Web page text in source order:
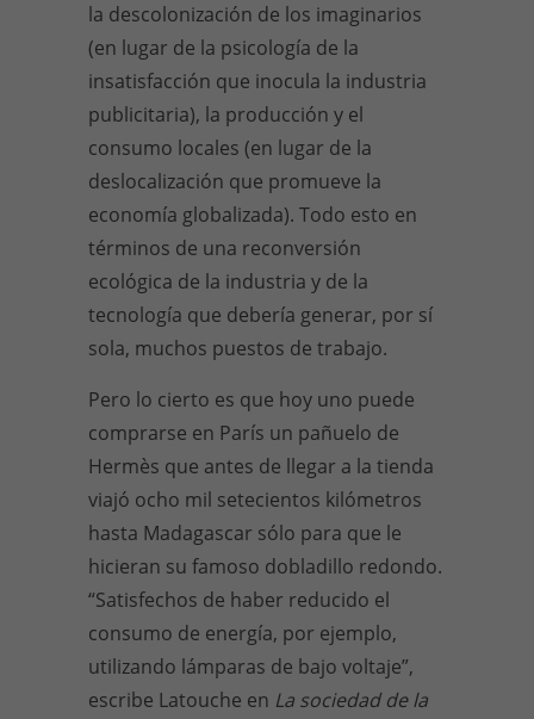
la descolonización de los imaginarios
(en lugar de la psicología de la
insatisfacción que inocula la industria
publicitaria), la producción y el
consumo locales (en lugar de la
deslocalización que promueve la
economía globalizada). Todo esto en
términos de una reconversión
ecológica de la industria y de la
tecnología que debería generar, por sí
sola, muchos puestos de trabajo.
Pero lo cierto es que hoy uno puede
comprarse en París un pañuelo de
Hermès que antes de llegar a la tienda
viajó ocho mil setecientos kilómetros
hasta Madagascar sólo para que le
hicieran su famoso dobladillo redondo.
“Satisfechos de haber reducido el
consumo de energía, por ejemplo,
utilizando lámparas de bajo voltaje”,
escribe Latouche en La sociedad de la